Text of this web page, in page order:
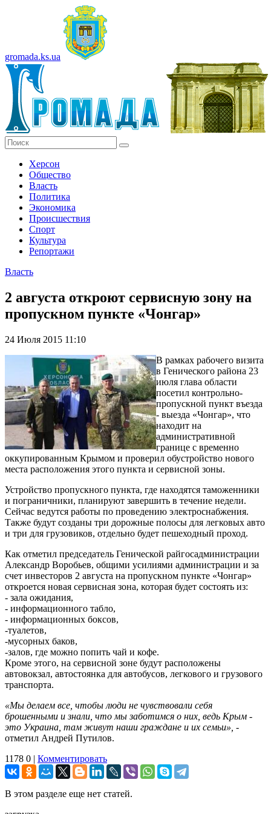
gromada.ks.ua
Херсон
Общество
Власть
Политика
Экономика
Происшествия
Спорт
Культура
Репортажи
Власть
2 августа откроют сервисную зону на
пропускном пункте «Чонгар»
24 Июля 2015 11:10
В рамках рабочего визита
в Генического района 23
июля глава области
посетил контрольно-
пропускной пункт въезда
- выезда «Чонгар», что
находит на
административной
границе с временно
оккупированным Крымом и проверил обустройство нового
места расположения этого пункта и сервисной зоны.
Устройство пропускного пункта, где находятся таможенники
и пограничники, планируют завершить в течение недели.
Сейчас ведутся работы по проведению электроснабжения.
Также будут созданы три дорожные полосы для легковых авто
и три для грузовиков, отдельно будет пешеходный проход.
Как отметил председатель Генической райгосадминистрации
Александр Воробьев, общими усилиями администрации и за
счет инвесторов 2 августа на пропускном пункте «Чонгар»
откроется новая сервисная зона, которая будет состоять из:
- зала ожидания,
- информационного табло,
- информационных боксов,
-туалетов,
-мусорных баков,
-залов, где можно попить чай и кофе.
Кроме этого, на сервисной зоне будут расположены
автовокзал, автостоянка для автобусов, легкового и грузового
транспорта.
«Мы делаем все, чтобы люди не чувствовали себя
брошенными и знали, что мы заботимся о них, ведь Крым -
это Украина, там живут наши граждане и их семьи», -
отметил Андрей Путилов.
1178 0 | Комментировать
В этом разделе еще нет статей.